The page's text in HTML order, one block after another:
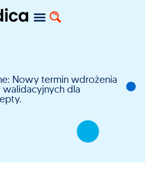
Nowy termin wdrożenia
walidacyjnych dla